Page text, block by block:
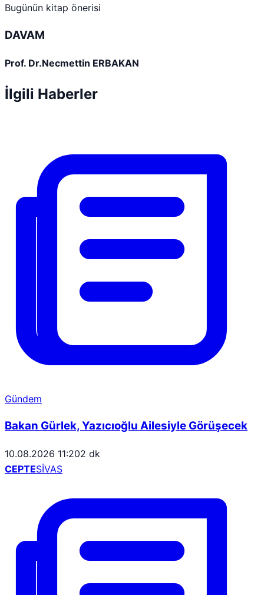
Bugünün kitap önerisi
DAVAM
Prof. Dr.Necmettin ERBAKAN
İlgili Haberler
Gündem
Bakan Gürlek, Yazıcıoğlu Ailesiyle Görüşecek
10.08.2026 11:202 dk
CEPTESİVAS